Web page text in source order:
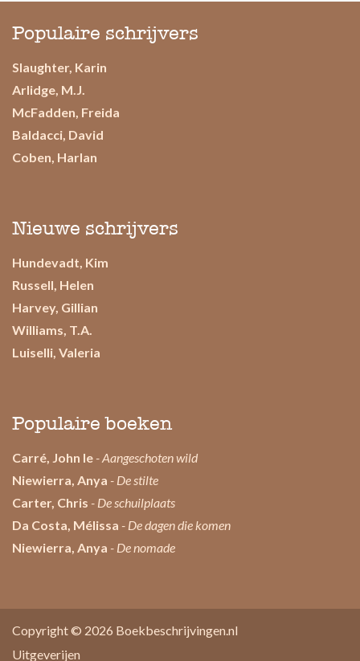
Populaire schrijvers
Slaughter, Karin
Arlidge, M.J.
McFadden, Freida
Baldacci, David
Coben, Harlan
Nieuwe schrijvers
Hundevadt, Kim
Russell, Helen
Harvey, Gillian
Williams, T.A.
Luiselli, Valeria
Populaire boeken
Carré, John le - Aangeschoten wild
Niewierra, Anya - De stilte
Carter, Chris - De schuilplaats
Da Costa, Mélissa - De dagen die komen
Niewierra, Anya - De nomade
Copyright © 2026 Boekbeschrijvingen.nl
Uitgeverijen